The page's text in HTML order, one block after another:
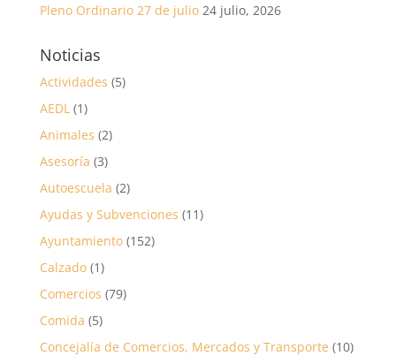
Pleno Ordinario 27 de julio 24 julio, 2026
Noticias
Actividades (5)
AEDL(1)
Animales (2)
Asesoría (3)
Autoescuela (2)
Ayudas y Subvenciones (11)
Ayuntamiento(152)
Calzado(1)
Comercios (79)
Comida (5)
Concejalía de Comercios, Mercados y Transporte (10)